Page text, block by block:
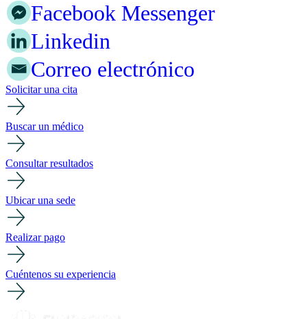
Facebook Messenger
Linkedin
Correo electrónico
Solicitar una cita
Buscar un médico
Consultar resultados
Ubicar una sede
Realizar pago
Cuéntenos su experiencia